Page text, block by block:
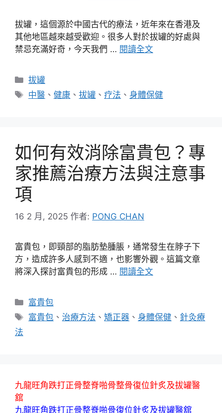
拔罐，這個源於中國古代的療法，近年來在香港及
其他地區越來越受歡迎。很多人對於拔罐的好處與
禁忌充滿好奇，今天我們 … 閱讀全文
分
類
拔罐
標
中醫 、健康 、拔罐 、疗法 、 身體保健
如何有效消除富貴包？專
家推薦治療方法與注意事
項
16 2 月, 2025 作者: PONG CHAN
富貴包，即頸部的脂肪墊腫脹，通常發生在脖子下
方，造成許多人感到不適，也影響外觀。這篇文章
將深入探討富貴包的形成 … 閱讀全文
分
類
富貴包
標
富貴包 、 治療方法 、矯正器 、 身體保健 、 針灸療
法
九龍旺角跌打正骨整脊啪骨整骨復位針炙及拔罐醫
舘
九龍旺角跌打正骨整脊啪骨復位針炙及拔罐醫舘